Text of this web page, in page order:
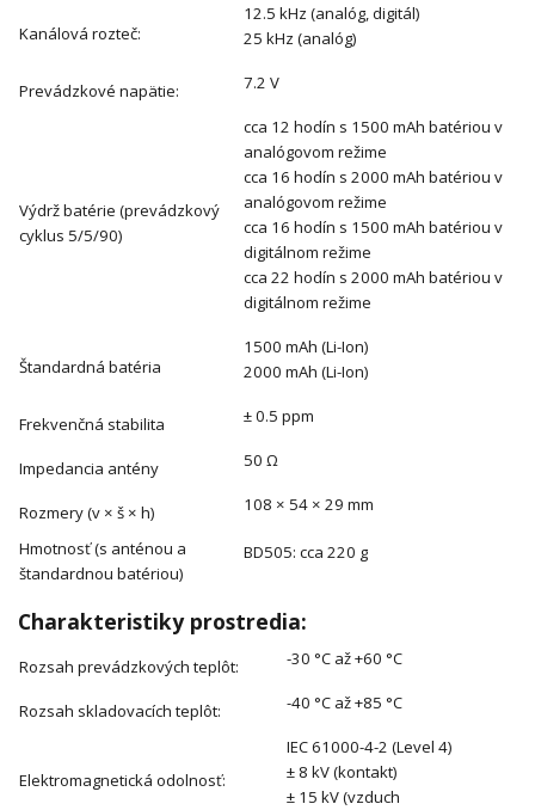
Kanálová rozteč:
12.5 kHz (analóg, digitál)
25 kHz (analóg)
Prevádzkové napätie: 7.2 V
Výdrž batérie (prevádzkový
cyklus 5/5/90)
cca 12 hodín s 1500 mAh batériou v
analógovom režime
cca 16 hodín s 2000 mAh batériou v
analógovom režime
cca 16 hodín s 1500 mAh batériou v
digitálnom režime
cca 22 hodín s 2000 mAh batériou v
digitálnom režime
Štandardná batéria
1500 mAh (Li-Ion)
2000 mAh (Li-Ion)
Frekvenčná stabilita ± 0.5 ppm
Impedancia antény 50 Ω
Rozmery (v × š × h) 108 × 54 × 29 mm
Hmotnosť (s anténou a
štandardnou batériou)
BD505: cca 220 g
Charakteristiky prostredia:
Rozsah prevádzkových teplôt: -30 °C až +60 °C
Rozsah skladovacích teplôt: -40 °C až +85 °C
Elektromagnetická odolnosť:
IEC 61000-4-2 (Level 4)
± 8 kV (kontakt)
± 15 kV (vzduch